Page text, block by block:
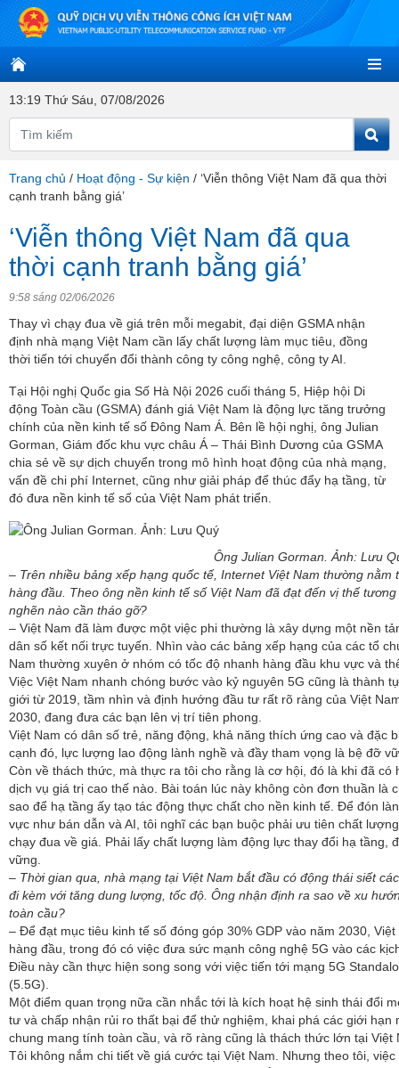
13:19 Thứ Sáu, 07/08/2026
Trang chủ / Hoạt động - Sự kiện / ‘Viễn thông Việt Nam đã qua thời
cạnh tranh bằng giá’
‘Viễn thông Việt Nam đã qua
thời cạnh tranh bằng giá’
9:58 sáng 02/06/2026
Thay vì chạy đua về giá trên mỗi megabit, đại diện GSMA nhận
định nhà mạng Việt Nam cần lấy chất lượng làm mục tiêu, đồng
thời tiến tới chuyển đổi thành công ty công nghệ, công ty AI.
Tại Hội nghị Quốc gia Số Hà Nội 2026 cuối tháng 5, Hiệp hội Di
động Toàn cầu (GSMA) đánh giá Việt Nam là động lực tăng trưởng
chính của nền kinh tế số Đông Nam Á. Bên lề hội nghị, ông Julian
Gorman, Giám đốc khu vực châu Á – Thái Bình Dương của GSMA
chia sẻ về sự dịch chuyển trong mô hình hoạt động của nhà mạng,
vấn đề chi phí Internet, cũng như giải pháp để thúc đẩy hạ tầng, từ
đó đưa nền kinh tế số của Việt Nam phát triển.
Ông Julian Gorman. Ảnh: Lưu
– Trên nhiều bảng xếp hạng quốc tế, Internet Việt Nam thường
hàng đầu. Theo ông nền kinh tế số Việt Nam đã đạt đến vị thế
nghẽn nào cần tháo gỡ?
– Việt Nam đã làm được một việc phi thường là xây dựng một nền
dân số kết nối trực tuyến. Nhìn vào các bảng xếp hạng của các tổ
Nam thường xuyên ở nhóm có tốc độ nhanh hàng đầu khu vực và
Việc Việt Nam nhanh chóng bước vào kỷ nguyên 5G cũng là thành
giới từ 2019, tầm nhìn và định hướng đầu tư rất rõ ràng của Việt
2030, đang đưa các bạn lên vị trí tiên phong.
Việt Nam có dân số trẻ, năng động, khả năng thích ứng cao và đặc
cạnh đó, lực lượng lao động lành nghề và đầy tham vọng là bệ đỡ
Còn về thách thức, mà thực ra tôi cho rằng là cơ hội, đó là khi đã có
dịch vụ giá trị cao thế nào. Bài toán lúc này không còn đơn thuần là
sao để hạ tầng ấy tạo tác động thực chất cho nền kinh tế. Để đón
vực như bán dẫn và AI, tôi nghĩ các bạn buộc phải ưu tiên chất
chạy đua về giá. Phải lấy chất lượng làm động lực thay đổi hạ tầng,
vững.
– Thời gian qua, nhà mạng tại Việt Nam bắt đầu có động thái siết
đi kèm với tăng dung lượng, tốc độ. Ông nhận định ra sao về xu
toàn cầu?
– Để đạt mục tiêu kinh tế số đóng góp 30% GDP vào năm 2030,
hàng đầu, trong đó có việc đưa sức mạnh công nghệ 5G vào các
Điều này cần thực hiện song song với việc tiến tới mạng 5G
(5.5G).
Một điểm quan trọng nữa cần nhắc tới là kích hoạt hệ sinh thái đổi
tư và chấp nhận rủi ro thất bại để thử nghiệm, khai phá các giới
chung mang tính toàn cầu, và rõ ràng cũng là thách thức lớn tại Việt
Tôi không nắm chi tiết về giá cước tại Việt Nam. Nhưng theo tôi,